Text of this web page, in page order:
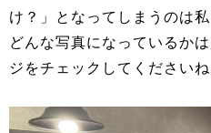
け？」となってしまうのは
どんな写真になっているか
ジをチェックしてくださいね